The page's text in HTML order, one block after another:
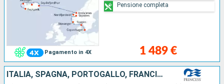
Pagamento in 4X 1 489 €
Pensione completa
ITALIA, SPAGNA, PORTOGALLO, FRANCIA, REGNO UNITO, BELGIO, PAESI BASSI, NORVEGIA, DANIMARCA